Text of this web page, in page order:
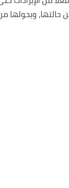
ويحولها